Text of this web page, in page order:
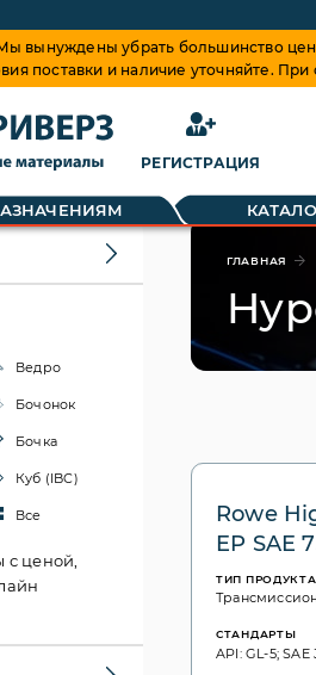
вынуждены убрать большинство цен
поставки и наличие уточняйте.
РЕГИСТРАЦИЯ
Ведро
Бочонок
Бочка
Куб (IBC)
Все
с ценой,
ГЛАВНАЯ
Rowe
EP SAE
ТИП ПРОДУКТА
СТАНДАРТЫ
API: GL-5;